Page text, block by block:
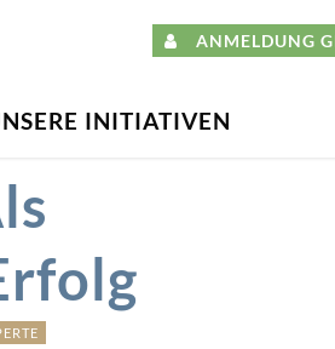
ANMELDUNG
INITIATIVEN